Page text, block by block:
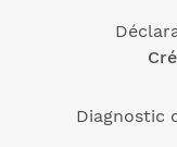
Diagnostic